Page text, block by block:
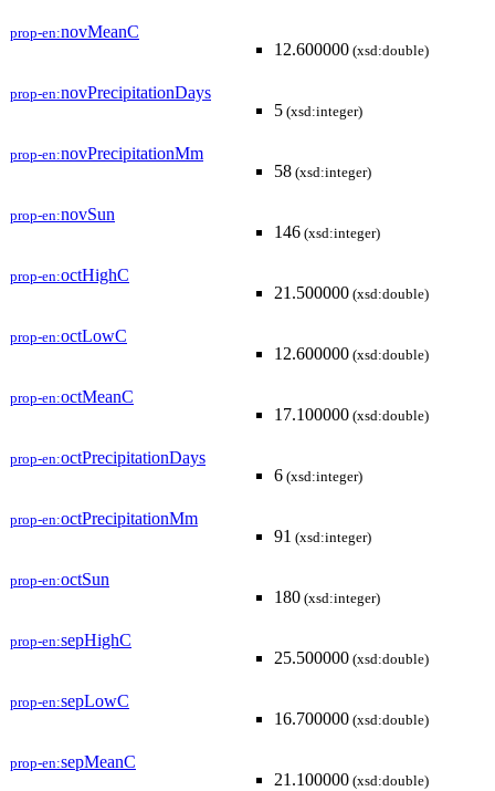
prop-en:novMeanC
12.600000 (xsd:double)
prop-en:novPrecipitationDays
5 (xsd:integer)
prop-en:novPrecipitationMm
58 (xsd:integer)
prop-en:novSun
146 (xsd:integer)
prop-en:octHighC
21.500000 (xsd:double)
prop-en:octLowC
12.600000 (xsd:double)
prop-en:octMeanC
17.100000 (xsd:double)
prop-en:octPrecipitationDays
6 (xsd:integer)
prop-en:octPrecipitationMm
91 (xsd:integer)
prop-en:octSun
180 (xsd:integer)
prop-en:sepHighC
25.500000 (xsd:double)
prop-en:sepLowC
16.700000 (xsd:double)
prop-en:sepMeanC
21.100000 (xsd:double)